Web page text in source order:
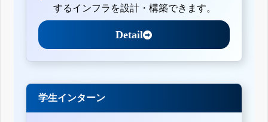
するインフラを設計・構築できます。
Detail
学生インターン